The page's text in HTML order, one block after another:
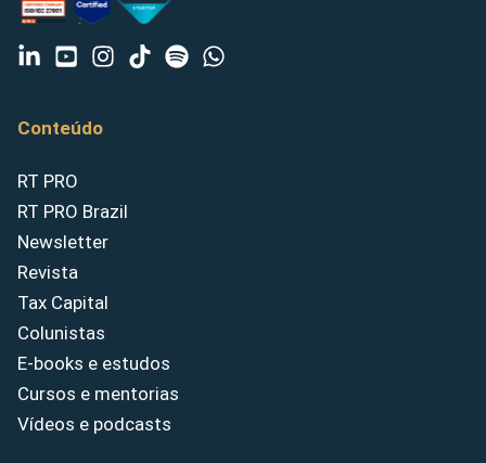
Conteúdo
RT PRO
RT PRO Brazil
Newsletter
Revista
Tax Capital
Colunistas
E-books e estudos
Cursos e mentorias
Vídeos e podcasts